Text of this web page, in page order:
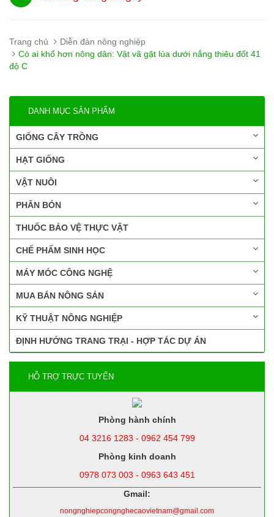
Trang chủ
Diễn đàn nông nghiệp
Có ai khổ hơn nông dân: Vật vã gặt lúa dưới nắng thiêu đốt 41
độ C
DANH MỤC SẢN PHẨM
GIỐNG CÂY TRỒNG
HẠT GIỐNG
VẬT NUÔI
PHÂN BÓN
THUỐC BẢO VỆ THỰC VẬT
CHẾ PHẨM SINH HỌC
MÁY MÓC CÔNG NGHỆ
MUA BÁN NÔNG SẢN
KỸ THUẬT NÔNG NGHIỆP
ĐỊNH HƯỚNG TRANG TRẠI - HỢP TÁC DỰ ÁN
HỖ TRỢ TRỰC TUYẾN
Phòng hành chính
04 3216 1283 - 0962 454 799
Phòng kinh doanh
0978 073 003 - 0963 643 451
Gmail:
nongnghiepcongnghecaovietnam@gmail.com